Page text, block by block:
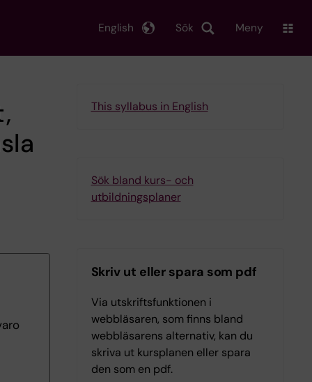
Sök
English Meny
This syllabus in English
Sök bland kurs- och
utbildningsplaner
Skriv ut eller spara som pdf
Via utskriftsfunktionen i
webbläsaren, som finns bland
webbläsarens alternativ, kan du
skriva ut kursplanen eller spara
den som en pdf.